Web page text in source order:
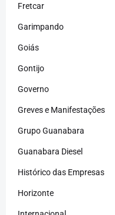
Fretcar
Garimpando
Goiás
Gontijo
Governo
Greves e Manifestações
Grupo Guanabara
Guanabara Diesel
Histórico das Empresas
Horizonte